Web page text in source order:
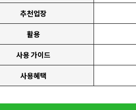
추천업장
활용
사용 가이드
사용혜택